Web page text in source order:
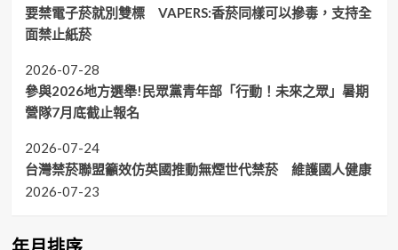
要禁電子菸就別雙標 VAPERS:香菸同樣可以摻毒，支持全
面禁止紙菸
2026-07-28
參與2026地方選舉!民眾黨青年部「行動！未來之眾」暑期
營隊7月底截止報名
2026-07-24
台灣禁菸聯盟籲效仿英國推動無煙世代禁菸 維護國人健康
2026-07-23